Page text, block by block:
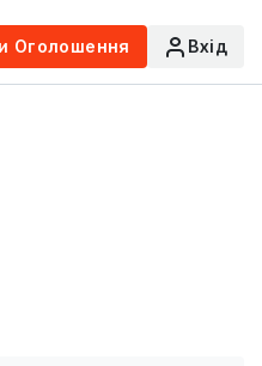
Оголошення Вхід